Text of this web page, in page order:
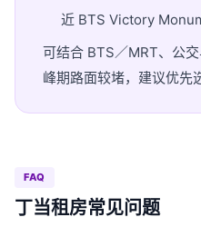
近 BTS Victory
可结合 BTS／MRT、公
峰期路面较堵，建议优先
FAQ
丁当租房常见问题